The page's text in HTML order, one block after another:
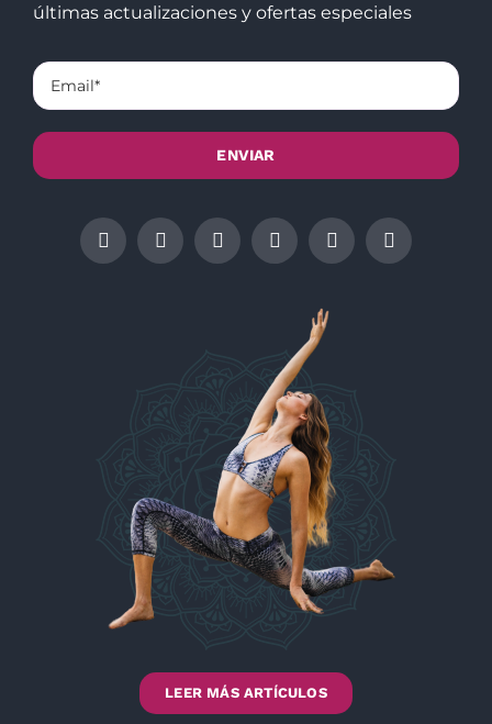
últimas actualizaciones y ofertas especiales
LEER MÁS ARTÍCULOS